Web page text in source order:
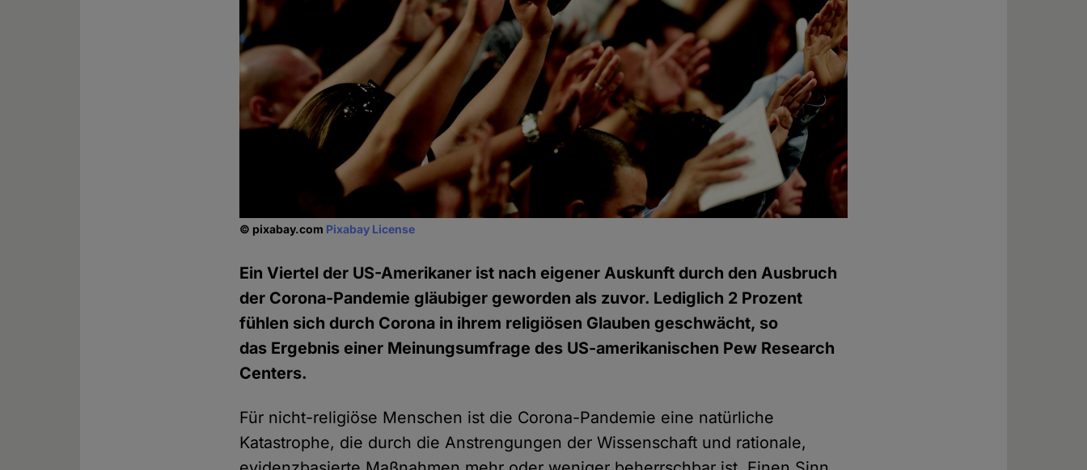
© pixabay.com Pixabay License
Ein Viertel der US-Amerikaner ist nach eigener Auskunft durch den Ausbruch
der Corona-Pandemie gläubiger geworden als zuvor. Lediglich 2 Prozent
fühlen sich durch Corona in ihrem religiösen Glauben geschwächt, so
das Ergebnis einer Meinungsumfrage des US-amerikanischen Pew Research
Centers.
Für nicht-religiöse Menschen ist die Corona-Pandemie eine natürliche
Katastrophe, die durch die Anstrengungen der Wissenschaft und rationale,